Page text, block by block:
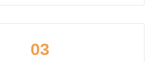
03